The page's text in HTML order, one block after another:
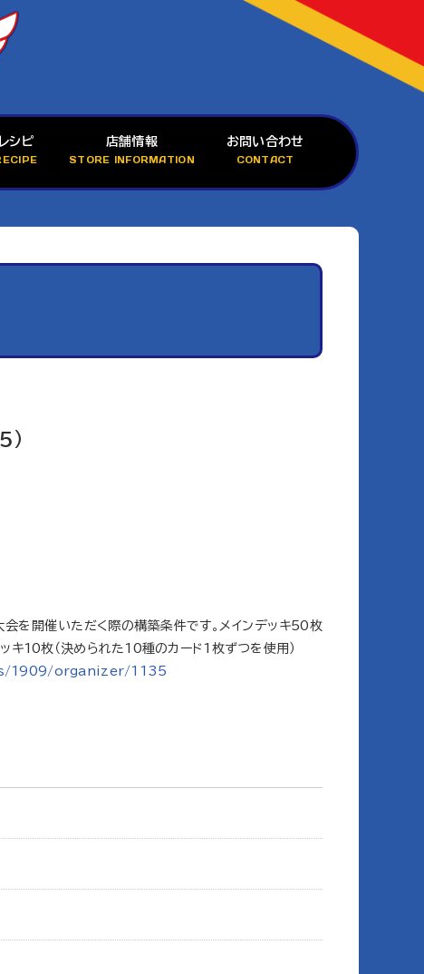
シピ 店舗情報
STORE INFORMATION
お問い合わせ
CONTACT
会を開催いただく際の構築条件です。メインデッキ50枚
キ10枚（決められた10種のカード1枚ずつを使用）
1909/organizer/1135